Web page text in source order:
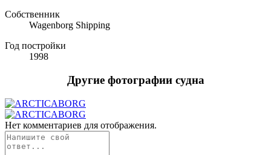
Собственник
Wagenborg Shipping
Год постройки
1998
Другие фотографии судна
Нет комментариев для отображения.